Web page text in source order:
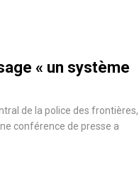
« un système
de la police des frontières,
conférence de presse a